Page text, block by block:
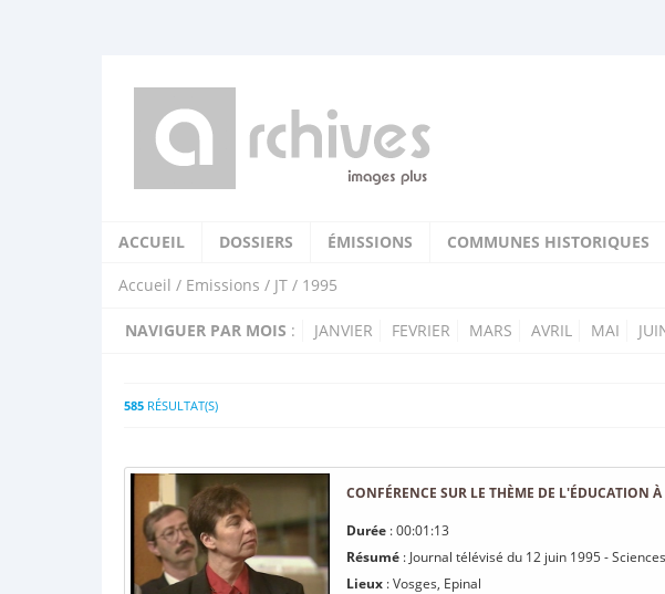
ACCUEIL DOSSIERS ÉMISSIONS COMMUNES HISTORIQUES
Accueil / Emissions / JT / 1995
NAVIGUER PAR MOIS : JANVIER FEVRIER MARS AVRIL MAI
585 RÉSULTAT(S)
CONFÉRENCE SUR LE THÈME DE L'ÉDUCATION
Durée : 00:01:13
Résumé : Journal télévisé du 12 juin 1995 -
Lieux : Vosges, Epinal